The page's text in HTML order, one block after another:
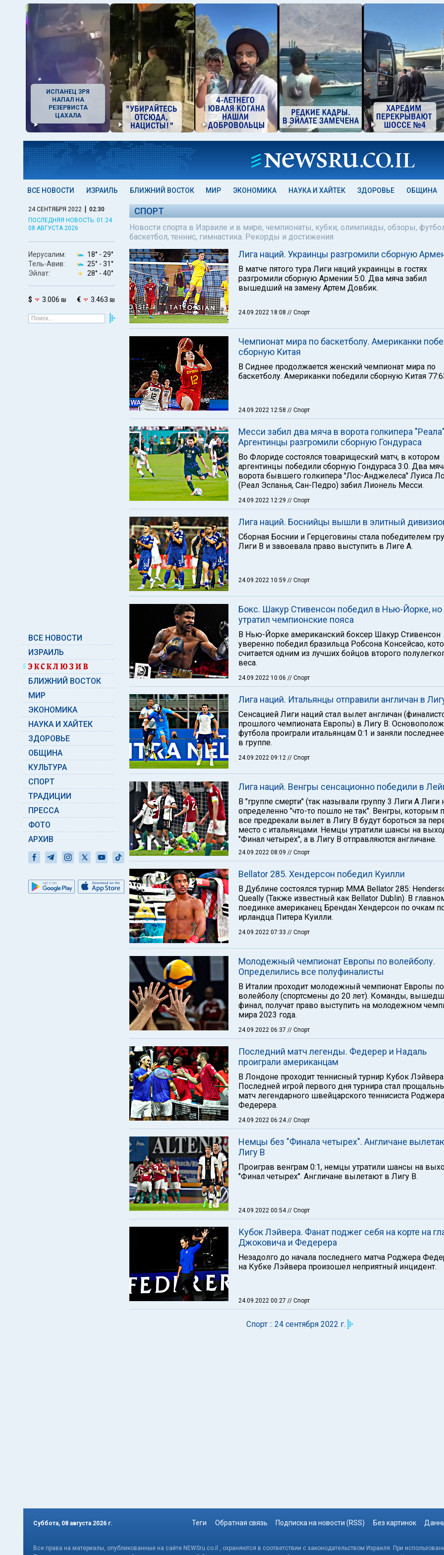
ИСПАНЕЦ ЗРЯ
НАПАЛ НА
РЕЗЕРВИСТА
ЦАХАЛА
ВСЕ НОВОСТИ ИЗРАИЛЬ БЛИЖНИЙ ВОСТОК МИР ЭКОНОМИКА НАУКА И ХАЙТЕК ЗДОРОВЬЕ ОБЩИНА
24 СЕНТЯБРЯ 2022 | 02:30
ПОСЛЕДНЯЯ НОВОСТЬ: 01:24
08 АВГУСТА 2026
Иерусалим: 18° - 29°
Тель-Авив:
25° - 31°
Эйлат:
28° - 40°
$ 3.006 ₪ € 3.463 ₪
ВСЕ НОВОСТИ
ИЗРАИЛЬ
БЛИЖНИЙ ВОСТОК
МИР
ЭКОНОМИКА
НАУКА И ХАЙТЕК
ЗДОРОВЬЕ
ОБЩИНА
КУЛЬТУРА
СПОРТ
ТРАДИЦИИ
ПРЕССА
ФОТО
АРХИВ
СПОРТ
Новости спорта в Израиле и в мире, чемпионаты, кубки, олимпиады, обзоры,
баскетбол, теннис, гимнастика. Рекорды и достижения
Лига наций. Украинцы разгромили сборную
В матче пятого тура Лиги наций украинцы в гостях
разгромили сборную Армении 5:0. Два мяча забил
вышедший на замену Артем Довбик.
24.09.2022 18:08 // Спорт
Чемпионат мира по баскетболу. Американки
сборную Китая
В Сиднее продолжается женский чемпионат мира по
баскетболу. Американки победили сборную Китая
24.09.2022 12:58 // Спорт
Месси забил два мяча в ворота голкипера
Аргентинцы разгромили сборную Гондураса
Во Флориде состоялся товарищеский матч, в котором
аргентинцы победили сборную Гондураса 3:0. Два
ворота бывшего голкипера "Лос-Анджелеса" Луиса
(Реал Эспанья, Сан-Педро) забил Лионель Месси.
24.09.2022 12:29 // Спорт
Лига наций. Боснийцы вышли в элитный
Сборная Боснии и Герцеговины стала победителем
Лиги В и завоевала право выступить в Лиге А.
24.09.2022 10:59 // Спорт
Бокс. Шакур Стивенсон победил в Нью-Йорке, но
утратил чемпионские пояса
В Нью-Йорке американский боксер Шакур Стивенсон
уверенно победил бразильца Робсона Консейсао,
считается одним из лучших бойцов второго
веса.
24.09.2022 10:06 // Спорт
Лига наций. Итальянцы отправили англичан в
Сенсацией Лиги наций стал вылет англичан
прошлого чемпионата Европы) в Лигу В.
футбола проиграли итальянцам 0:1 и заняли
в группе.
24.09.2022 09:12 // Спорт
Лига наций. Венгры сенсационно победили в
В "группе смерти" (так называли группу 3 Лиги А Лиги
определенно "что-то пошло не так". Венгры, которым
все предрекали вылет в Лигу В будут бороться за
место с итальянцами. Немцы утратили шансы на
"Финал четырех", а в Лигу В отправляются англичане.
24.09.2022 08:09 // Спорт
Bellator 285. Хендерсон победил Куилли
В Дублине состоялся турнир ММА Bellator 285:
Queally (Также известный как Bellator Dublin). В
поединке американец Брендан Хендерсон по очкам
ирландца Питера Куилли.
24.09.2022 07:33 // Спорт
Молодежный чемпионат Европы по волейболу.
Определились все полуфиналисты
В Италии проходит молодежный чемпионат Европы по
волейболу (спортсмены до 20 лет). Команды,
финал, получат право выступить на молодежном
мира 2023 года.
24.09.2022 06:37 // Спорт
Последний матч легенды. Федерер и Надаль
проиграли американцам
В Лондоне проходит теннисный турнир Кубок Лэйвера.
Последней игрой первого дня турнира стал
матч легендарного швейцарского теннисиста Роджера
Федерера.
24.09.2022 06:24// Спорт
Немцы без "Финала четырех". Англичане
Лигу В
Проиграв венграм 0:1, немцы утратили шансы на
"Финал четырех". Англичане вылетают в Лигу В.
24.09.2022 00:54// Спорт
Кубок Лэйвера. Фанат поджег себя на корте на
Джоковича и Федерера
Незадолго до начала последнего матча Роджера
на Кубке Лэйвера произошел неприятный инцидент.
24.09.2022 00:27 // Спорт
Спорт :: 24 сентября 2022 г.
Суббота, 08 августа 2026 г. Теги Обратная связь Подписка на новости (RSS) Без картинок
Все права на материалы, опубликованные на сайте NEWSru.co.il , охраняются в соответствии с законодательством Израиля. При